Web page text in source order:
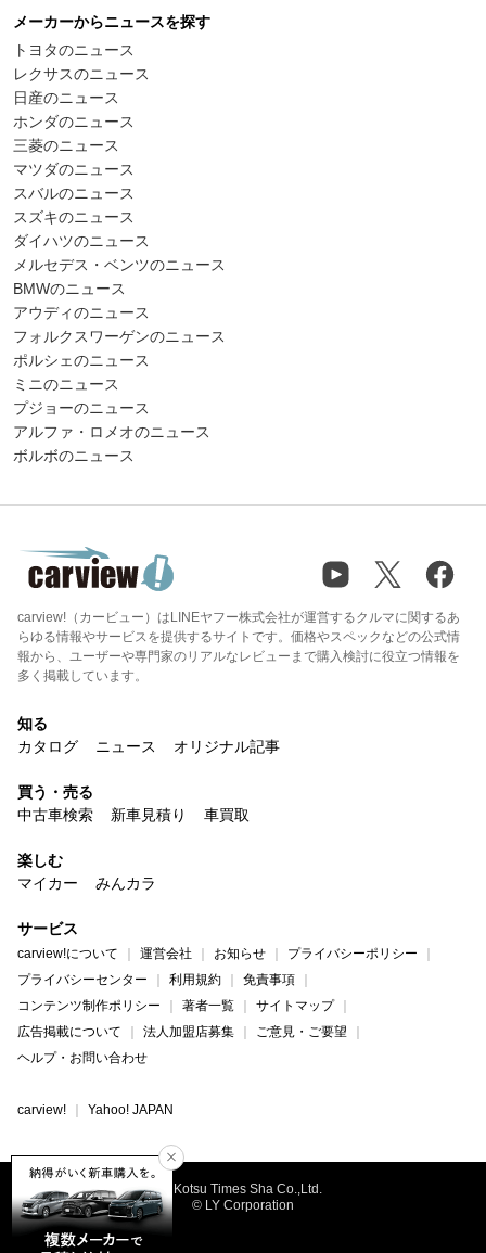
メーカーからニュースを探す
トヨタのニュース
レクサスのニュース
日産のニュース
ホンダのニュース
三菱のニュース
マツダのニュース
スバルのニュース
スズキのニュース
ダイハツのニュース
メルセデス・ベンツのニュース
BMWのニュース
アウディのニュース
フォルクスワーゲンのニュース
ポルシェのニュース
ミニのニュース
プジョーのニュース
アルファ・ロメオのニュース
ボルボのニュース
carview!（カービュー）はLINEヤフー株式会社が運営するクルマに関するあ
らゆる情報やサービスを提供するサイトです。価格やスペックなどの公式情
報から、ユーザーや専門家のリアルなレビューまで購入検討に役立つ情報を
多く掲載しています。
知る
カタログ
ニュース オリジナル記事
買う・売る
中古車検索
新車見積り 車買取
楽しむ
マイカー
みんカラ
サービス
carview!について 運営会社 お知らせ
プライバシーポリシー
プライバシーセンター
利用規約
免責事項
コンテンツ制作ポリシー
著者一覧
サイトマップ
広告掲載について
法人加盟店募集
ご意見・ご要望
ヘルプ・お問い合わせ
carview! Yahoo! JAPAN
©Kotsu Times Sha Co.,Ltd.
© LY Corporation